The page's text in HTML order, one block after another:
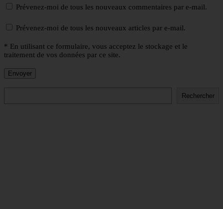
Prévenez-moi de tous les nouveaux commentaires par e-mail.
Prévenez-moi de tous les nouveaux articles par e-mail.
* En utilisant ce formulaire, vous acceptez le stockage et le
traitement de vos données par ce site.
Rechercher